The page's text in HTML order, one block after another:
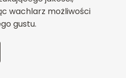
wachlarz możliwości
gustu.